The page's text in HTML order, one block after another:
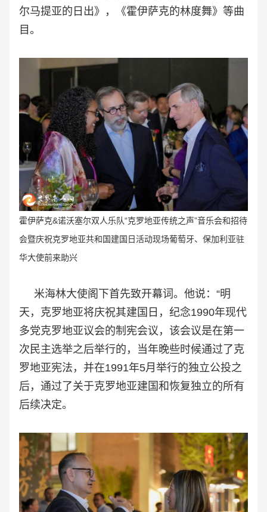
尔马提亚的日出》，《霍伊萨克的林度舞》等曲
目。
霍伊萨克&诺沃塞尔双人乐队“克罗地亚传统之声”音乐会和招待
会暨庆祝克罗地亚共和国建国日活动现场葡萄牙、保加利亚驻
华大使前来助兴
米海林大使阁下首先致开幕词。他说：“明
天，克罗地亚将庆祝其建国日，纪念1990年现代
多党克罗地亚议会的制宪会议，该会议是在第一
次民主选举之后举行的，当年晚些时候通过了克
罗地亚宪法，并在1991年5月举行的独立公投之
后，通过了关于克罗地亚建国和恢复独立的所有
后续决定。